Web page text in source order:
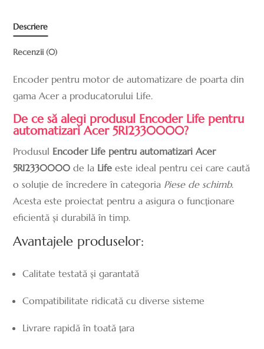
Descriere
Recenzii (0)
Encoder pentru motor de automatizare de poarta din
gama Acer a producatorului Life.
De ce să alegi produsul Encoder Life pentru
automatizari Acer 5RI2330000?
Produsul Encoder Life pentru automatizari Acer
5RI2330000 de la Life este ideal pentru cei care caută
o soluție de încredere în categoria Piese de schimb.
Acesta este proiectat pentru a asigura o funcționare
eficientă și durabilă în timp.
Avantajele produselor:
Calitate testată și garantată
Compatibilitate ridicată cu diverse sisteme
Livrare rapidă în toată țara